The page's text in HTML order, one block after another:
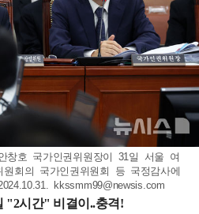
창호 국가인권위원장이 31일 서울 여
회의 국가인권위원회 등 국정감사에
kkssmm99@newsis.com